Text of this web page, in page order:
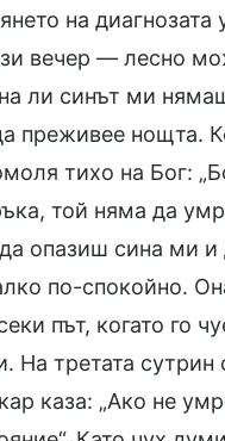
на
вечер — лесно
ли синът ми
преживее нощта.
тихо на Бог:
той няма да
опазиш сина ми
по-спокойно.
път, когато го
На третата
каза: „Ако не